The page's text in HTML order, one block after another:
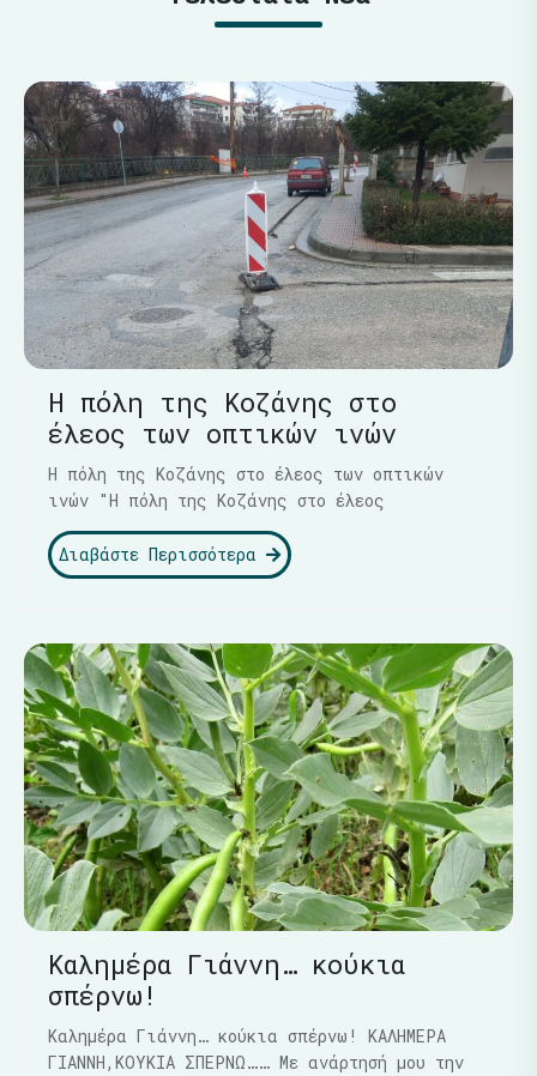
Η πόλη της Κοζάνης στο
έλεος των οπτικών ινών
Η πόλη της Κοζάνης στο έλεος των οπτικών
ινών "Η πόλη της Κοζάνης στο έλεος
Διαβάστε Περισσότερα
Καλημέρα Γιάννη… κούκια
σπέρνω!
Καλημέρα Γιάννη… κούκια σπέρνω! ΚΑΛΗΜΕΡΑ
ΓΙΑΝΝΗ,ΚΟΥΚΙΑ ΣΠΕΡΝΩ…… Με ανάρτησή μου την